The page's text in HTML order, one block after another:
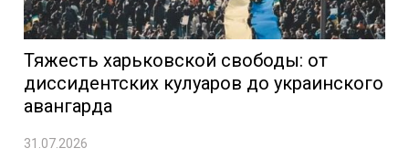
Тяжесть харьковской свободы: от
диссидентских кулуаров до украинского
авангарда
31.07.2026